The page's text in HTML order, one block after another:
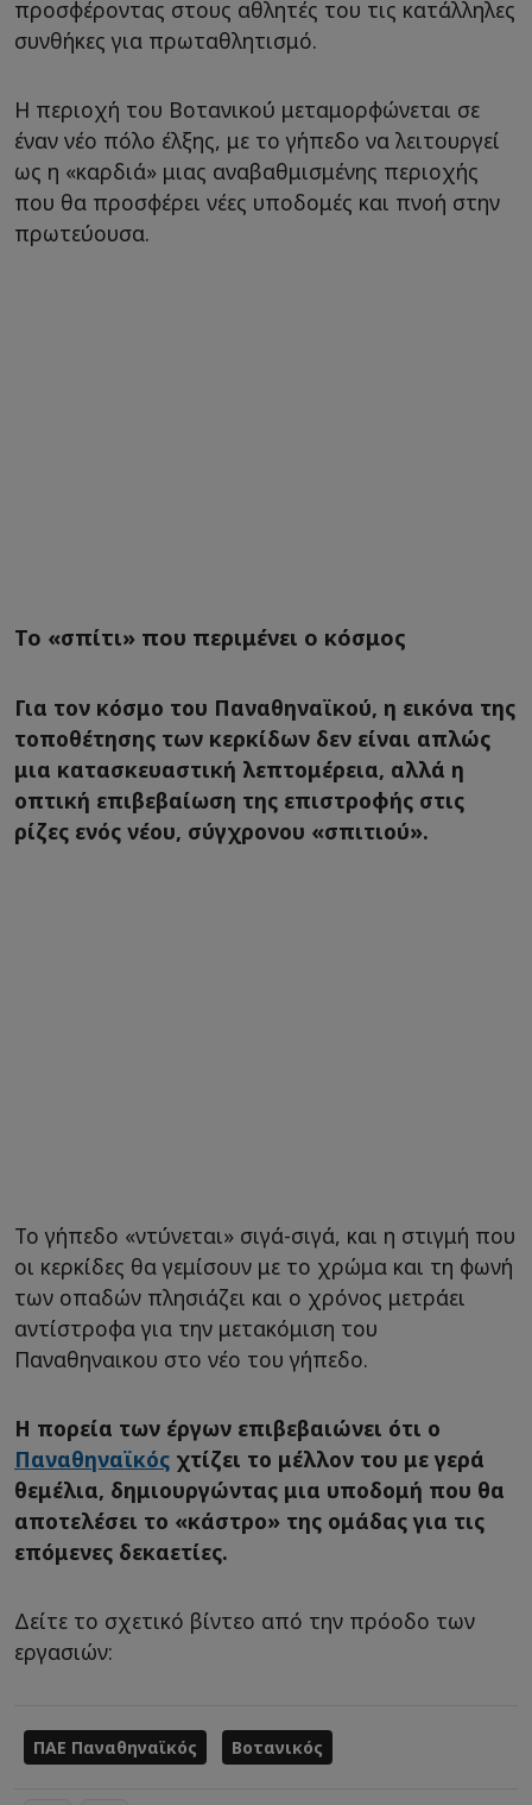
προσφέροντας στους αθλητές του τις κατάλληλες
συνθήκες για πρωταθλητισμό.
Η περιοχή του Βοτανικού μεταμορφώνεται σε
έναν νέο πόλο έλξης, με το γήπεδο να λειτουργεί
ως η «καρδιά» μιας αναβαθμισμένης περιοχής
που θα προσφέρει νέες υποδομές και πνοή στην
πρωτεύουσα.
Το «σπίτι» που περιμένει ο κόσμος
Για τον κόσμο του Παναθηναϊκού, η εικόνα της
τοποθέτησης των κερκίδων δεν είναι απλώς
μια κατασκευαστική λεπτομέρεια, αλλά η
οπτική επιβεβαίωση της επιστροφής στις
ρίζες ενός νέου, σύγχρονου «σπιτιού».
Το γήπεδο «ντύνεται» σιγά-σιγά, και η στιγμή που
οι κερκίδες θα γεμίσουν με το χρώμα και τη φωνή
των οπαδών πλησιάζει και ο χρόνος μετράει
αντίστροφα για την μετακόμιση του
Παναθηναικου στο νέο του γήπεδο.
Η πορεία των έργων επιβεβαιώνει ότι ο
Παναθηναϊκός χτίζει το μέλλον του με γερά
θεμέλια, δημιουργώντας μια υποδομή που θα
αποτελέσει το «κάστρο» της ομάδας για τις
επόμενες δεκαετίες.
Δείτε το σχετικό βίντεο από την πρόοδο των
εργασιών:
ΠΑΕ Παναθηναϊκός Βοτανικός